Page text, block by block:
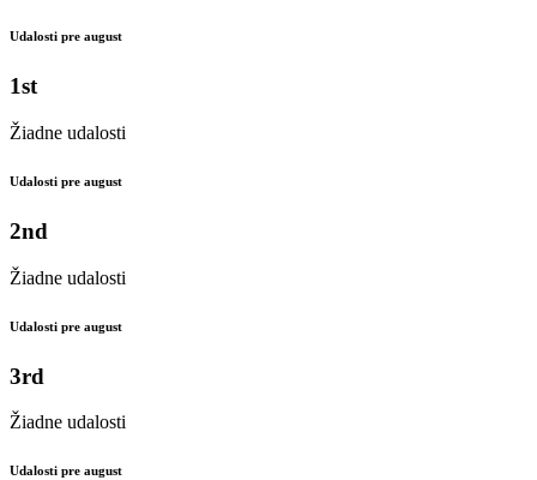
Udalosti pre august
1st
Žiadne udalosti
Udalosti pre august
2nd
Žiadne udalosti
Udalosti pre august
3rd
Žiadne udalosti
Udalosti pre august